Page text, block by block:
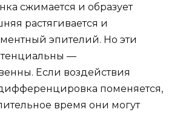
сжимается и образует
растягивается и
эпителий. Но эти
—
Если воздействия
поменяется,
время они могут